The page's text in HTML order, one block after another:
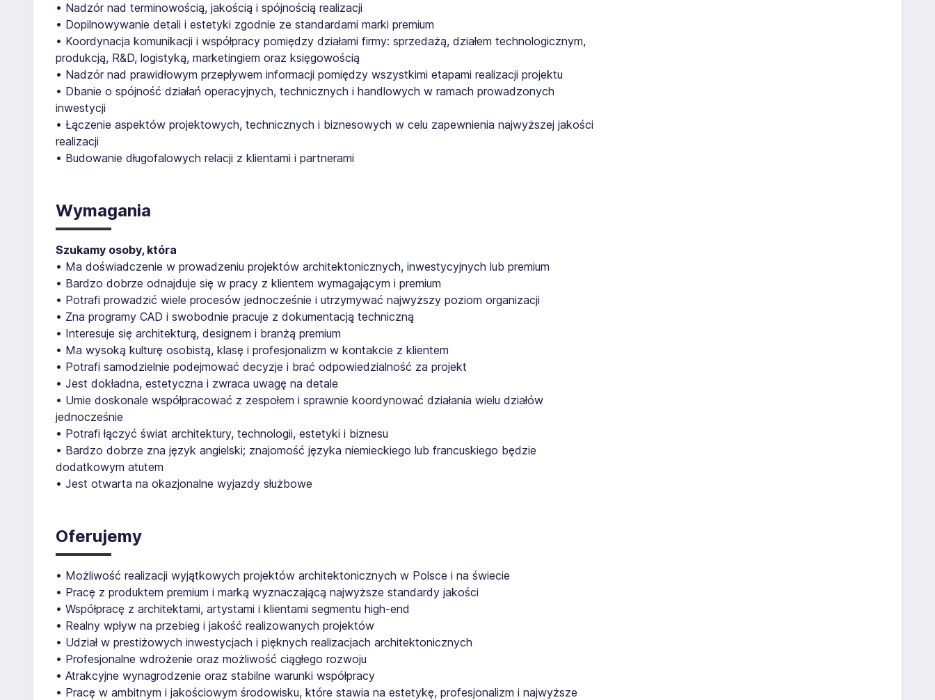
• Nadzór nad terminowością, jakością i spójnością realizacji
• Dopilnowywanie detali i estetyki zgodnie ze standardami marki premium
• Koordynacja komunikacji i współpracy pomiędzy działami firmy: sprzedażą, działem technologicznym,
produkcją, R&D, logistyką, marketingiem oraz księgowością
• Nadzór nad prawidłowym przepływem informacji pomiędzy wszystkimi etapami realizacji projektu
• Dbanie o spójność działań operacyjnych, technicznych i handlowych w ramach prowadzonych
inwestycji
• Łączenie aspektów projektowych, technicznych i biznesowych w celu zapewnienia najwyższej jakości
realizacji
• Budowanie długofalowych relacji z klientami i partnerami
Wymagania
Szukamy osoby, która
• Ma doświadczenie w prowadzeniu projektów architektonicznych, inwestycyjnych lub premium
• Bardzo dobrze odnajduje się w pracy z klientem wymagającym i premium
• Potrafi prowadzić wiele procesów jednocześnie i utrzymywać najwyższy poziom organizacji
• Zna programy CAD i swobodnie pracuje z dokumentacją techniczną
• Interesuje się architekturą, designem i branżą premium
• Ma wysoką kulturę osobistą, klasę i profesjonalizm w kontakcie z klientem
• Potrafi samodzielnie podejmować decyzje i brać odpowiedzialność za projekt
• Jest dokładna, estetyczna i zwraca uwagę na detale
• Umie doskonale współpracować z zespołem i sprawnie koordynować działania wielu działów
jednocześnie
• Potrafi łączyć świat architektury, technologii, estetyki i biznesu
• Bardzo dobrze zna język angielski; znajomość języka niemieckiego lub francuskiego będzie
dodatkowym atutem
• Jest otwarta na okazjonalne wyjazdy służbowe
Oferujemy
• Możliwość realizacji wyjątkowych projektów architektonicznych w Polsce i na świecie
• Pracę z produktem premium i marką wyznaczającą najwyższe standardy jakości
• Współpracę z architektami, artystami i klientami segmentu high-end
• Realny wpływ na przebieg i jakość realizowanych projektów
• Udział w prestiżowych inwestycjach i pięknych realizacjach architektonicznych
• Profesjonalne wdrożenie oraz możliwość ciągłego rozwoju
• Atrakcyjne wynagrodzenie oraz stabilne warunki współpracy
• Pracę w ambitnym i jakościowym środowisku, które stawia na estetykę, profesjonalizm i najwyższe